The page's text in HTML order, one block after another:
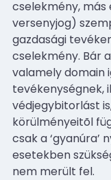
cselekmény, más
versenyjog)
gazdasági
cselekmény. Bár
valamely domain
tevékenységnek,
védjegybitorlást
körülményeitõl
csak a ‘gyanúra’
esetekben
nem merült fel.